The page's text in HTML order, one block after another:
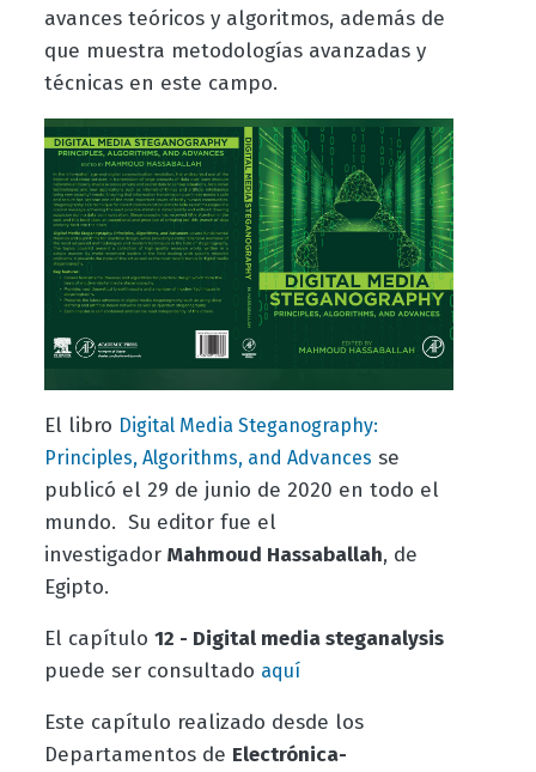
avances teóricos y algoritmos, además de
que muestra metodologías avanzadas y
técnicas en este campo.
El libro Digital Media Steganography:
Principles, Algorithms, and Advances se
publicó el 29 de junio de 2020 en todo el
mundo. Su editor fue el
investigador Mahmoud Hassaballah, de
Egipto.
El capítulo 12 - Digital media steganalysis
puede ser consultado aquí
Este capítulo realizado desde los
Departamentos de Electrónica-